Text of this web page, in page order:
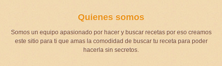
Quienes somos
Somos un equipo apasionado por hacer y buscar recetas por eso creamos
este sitio para ti que amas la comodidad de buscar tu receta para poder
hacerla sin secretos.